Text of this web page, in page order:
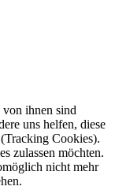
ihnen sind
uns helfen, diese
Cookies).
zulassen möchten.
nicht mehr